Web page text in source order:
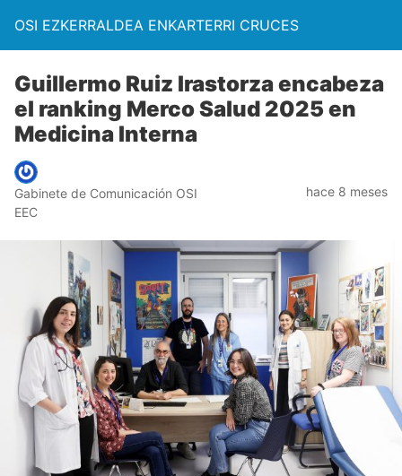
OSI EZKERRALDEA ENKARTERRI CRUCES
Guillermo Ruiz Irastorza encabeza
el ranking Merco Salud 2025 en
Medicina Interna
Gabinete de Comunicación OSI
EEC
hace 8 meses